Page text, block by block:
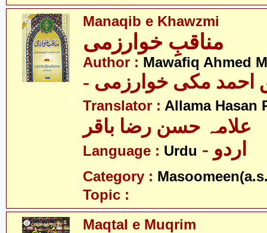
Manaqib e Khawzmi
مناقبِ خوارزمی
Author : Mawafiq Ahmed
احمد مکی خوارزمی
Translator : Allama Hasan
علامہ حسن رضا باقر
Language : Urdu - اردو
Category :
Topic :
Maqtal e Muqrim